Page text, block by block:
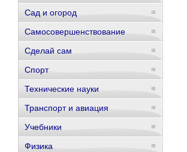
Сад и огород
Самосовершенствование
Сделай сам
Спорт
Технические науки
Транспорт и авиация
Учебники
Физика